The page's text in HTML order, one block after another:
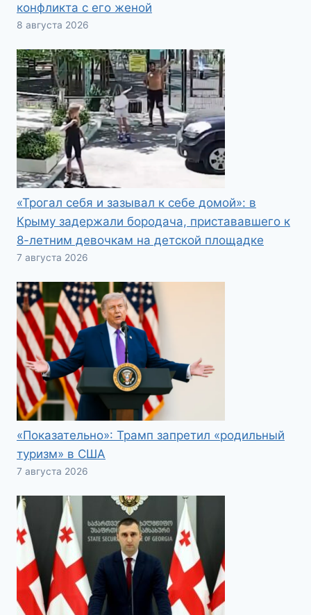
конфликта с его женой
8 августа 2026
«Трогал себя и зазывал к себе домой»: в
Крыму задержали бородача, пристававшего к
8-летним девочкам на детской площадке
7 августа 2026
«Показательно»: Трамп запретил «родильный
туризм» в США
7 августа 2026